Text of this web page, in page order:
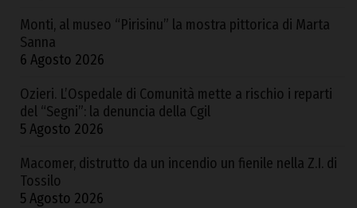
Monti, al museo “Pirisinu” la mostra pittorica di Marta
Sanna
6 Agosto 2026
Ozieri. L’Ospedale di Comunità mette a rischio i reparti
del “Segni”: la denuncia della Cgil
5 Agosto 2026
Macomer, distrutto da un incendio un fienile nella Z.I. di
Tossilo
5 Agosto 2026